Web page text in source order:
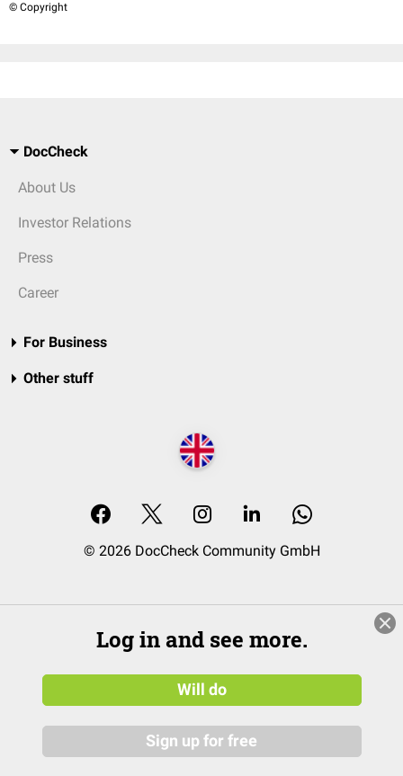
© Copyright
DocCheck
About Us
Investor Relations
Press
Career
For Business
Other stuff
© 2026 DocCheck Community GmbH
Log in and see more.
Will do
Sign up for free